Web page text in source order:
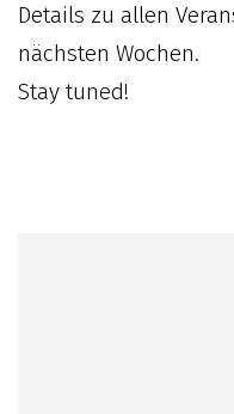
Details zu allen
nächsten Wochen.
Stay tuned!